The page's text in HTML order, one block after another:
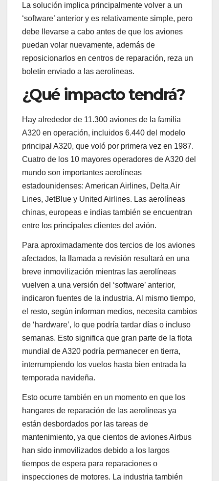
La solución implica principalmente volver a un
‘software’ anterior y es relativamente simple, pero
debe llevarse a cabo antes de que los aviones
puedan volar nuevamente, además de
reposicionarlos en centros de reparación, reza un
boletín enviado a las aerolíneas.
¿Qué impacto tendrá?
Hay alrededor de 11.300 aviones de la familia
A320 en operación, incluidos 6.440 del modelo
principal A320, que voló por primera vez en 1987.
Cuatro de los 10 mayores operadores de A320 del
mundo son importantes aerolíneas
estadounidenses: American Airlines, Delta Air
Lines, JetBlue y United Airlines. Las aerolíneas
chinas, europeas e indias también se encuentran
entre los principales clientes del avión.
Para aproximadamente dos tercios de los aviones
afectados, la llamada a revisión resultará en una
breve inmovilización mientras las aerolíneas
vuelven a una versión del ‘software’ anterior,
indicaron fuentes de la industria. Al mismo tiempo,
el resto, según informan medios, necesita cambios
de ‘hardware’, lo que podría tardar días o incluso
semanas. Esto significa que gran parte de la flota
mundial de A320 podría permanecer en tierra,
interrumpiendo los vuelos hasta bien entrada la
temporada navideña.
Esto ocurre también en un momento en que los
hangares de reparación de las aerolíneas ya
están desbordados por las tareas de
mantenimiento, ya que cientos de aviones Airbus
han sido inmovilizados debido a los largos
tiempos de espera para reparaciones o
inspecciones de motores. La industria también